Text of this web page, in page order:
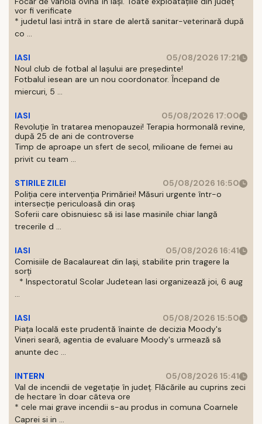
vor fi verificate
* judetul Iasi intră in stare de alertă sanitar-veterinară după
co ...
IASI
05/08/2026 17:21
Noul club de fotbal al Iașului are președinte!
Fotbalul iesean are un nou coordonator. Începand de
miercuri, 5 ...
IASI
05/08/2026 17:00
Revoluție în tratarea menopauzei! Terapia hormonală revine,
după 25 de ani de controverse
Timp de aproape un sfert de secol, milioane de femei au
privit cu team ...
STIRILE ZILEI
05/08/2026 16:50
Poliția cere intervenția Primăriei! Măsuri urgente într-o
intersecție periculoasă din oraș
Soferii care obisnuiesc să isi lase masinile chiar langă
trecerile d ...
IASI
05/08/2026 16:41
Comisiile de Bacalaureat din Iași, stabilite prin tragere la
sorți
* Inspectoratul Scolar Judetean Iasi organizează joi, 6 aug
...
IASI
05/08/2026 15:50
Piața locală este prudentă înainte de decizia Moody's
Vineri seară, agentia de evaluare Moody's urmează să
anunte dec ...
INTERN
05/08/2026 15:41
Val de incendii de vegetație în județ. Flăcările au cuprins zeci
de hectare în doar câteva ore
* cele mai grave incendii s-au produs in comuna Coarnele
Caprei si in ...